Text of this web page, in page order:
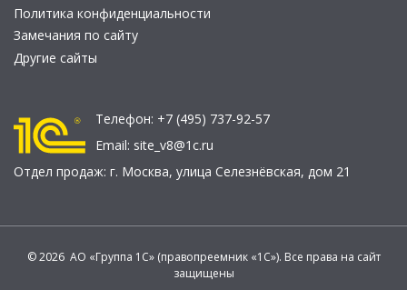
Политика конфиденциальности
Замечания по сайту
Другие сайты
Телефон: +7 (495) 737-92-57
Email: site_v8@1c.ru
Отдел продаж: г. Москва, улица Селезнёвская, дом 21
© 2026 АО «Группа 1С» (правопреемник «1С»). Все права на сайт
защищены